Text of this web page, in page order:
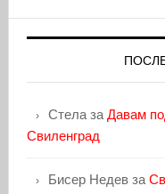
Стелаза Давам
Свиленград
Бисер Недевза